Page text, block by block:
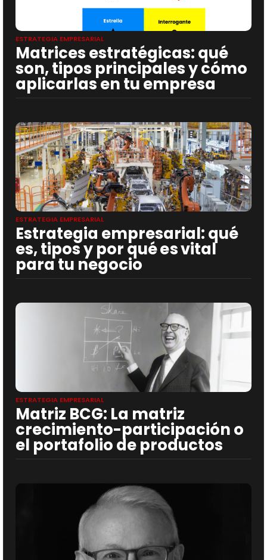
ESTRATEGIA EMPRESARIAL
Matrices estratégicas: qué
son, tipos principales y cómo
aplicarlas en tu empresa
ESTRATEGIA EMPRESARIAL
Estrategia empresarial: qué
es, tipos y por qué es vital
para tu negocio
ESTRATEGIA EMPRESARIAL
Matriz BCG: La matriz
crecimiento-participación o
el portafolio de productos